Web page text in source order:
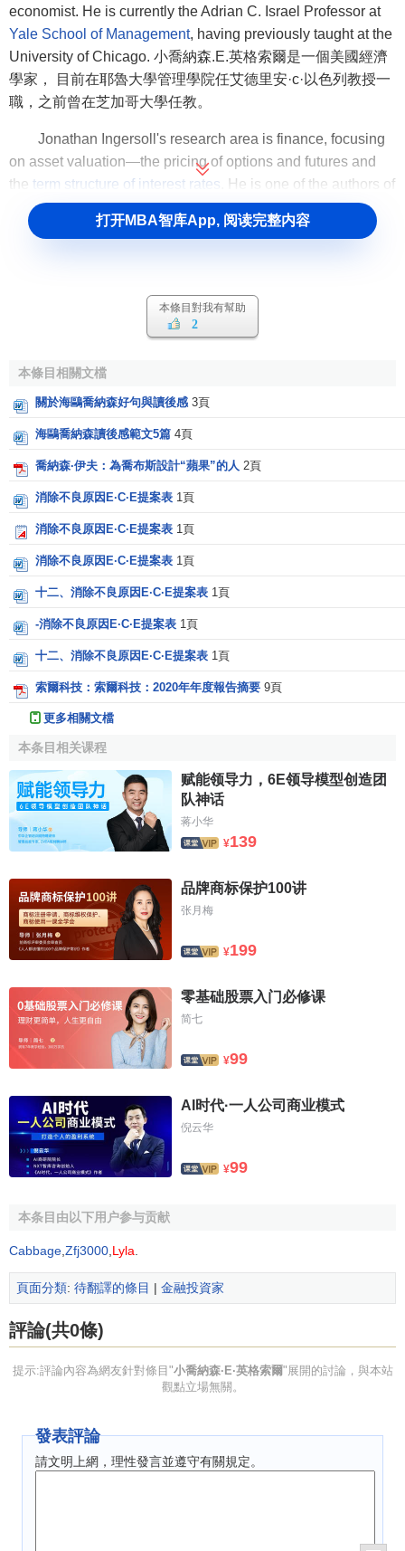
economist. He is currently the Adrian C. Israel Professor at
Yale School of Management, having previously taught at the
University of Chicago. 小喬納森.E.英格索爾是一個美國經濟
學家， 目前在耶魯大學管理學院任艾德里安·c·以色列教授一
職，之前曾在芝加哥大學任教。
Jonathan Ingersoll's research area is finance, focusing
on asset valuation—the pricing of options and futures and
the term structure of interest rates . He is one of the authors of
theCox-Ingersoll-Ross modelof theyield curve. 喬納森·英格
索爾研究金融領域， 專註於期權和期貨資產評估，利率期限
Ingersoll is a founding member of the Society for
Financial Studies and has held editorial positions at several
Journal of Finance. 英格索爾是金融研究協會的創始成員之
一，曾在多家雜誌擔任編輯職務， 包括金融研究和金融雜誌
的編審。
Vita
Member of founding committee for the Society for
Alfred P. SloanFoundation Research Fellowship in
Economics, 1981-1983
Investments and Finance, 1981-1982
Associate Editor:
Review of Derivatives Research
Books
Theory of Financial Decision Making, Rowman &
Recent Book Chapters
"Optimal Bond Trading with Personal Tax
Constantinides), in S.A. Ross, ed., The Debt Market,
Edward Elgar Publishing, 1998
"A Contingent-Claims Valuation of Convertible
Securities," in S.A. Ross, ed., The Debt Market,
Edward Elgar Publishing, 1998
Purpose Funds: An Application ofContingent Claims
Analysis," in C. Gardner, ed., Classic Options Models,
Risk Publications, 1998
J. Cox and S.A. Ross), in Vasicek and Beyond, Risk
"Digital Contracts: Simple Tools for Pricing Complex
Derivatives," Journal of Business, Vol. 73 No. 1,
January 2000
Published Papers
“Multidimensional Security Pricing,” Journal of
“A Theoretical and Empirical Investigation of the Dual
打开MBA智库App, 阅读完整内容
本條目對我有幫助
2
本條目相關文檔
關於海鷗喬納森好句與讀後感 3頁
海鷗喬納森讀後感範文5篇 4頁
喬納森·伊夫：為喬布斯設計“蘋果”的人 2頁
消除不良原因E·C·E提案表 1頁
消除不良原因E·C·E提案表 1頁
消除不良原因E·C·E提案表 1頁
十二、消除不良原因E·C·E提案表 1頁
-消除不良原因E·C·E提案表 1頁
十二、消除不良原因E·C·E提案表 1頁
索爾科技：索爾科技：2020年年度報告摘要 9頁
更多相關文檔
本条目相关课程
赋能领导力，6E领导模型创造团
队神话
蒋小华
¥139
品牌商标保护100讲
张月梅
¥199
零基础股票入门必修课
简七
¥99
AI时代·一人公司商业模式
倪云华
¥99
本条目由以下用户参与贡献
Cabbage Zfj3000 Lyla
頁面分類: 待翻譯的條目 | 金融投資家
評論(共0條)
提示:評論內容為網友針對條目"小喬納森·E·英格索爾"展開的討論，與本站
觀點立場無關。
發表評論
請文明上網，理性發言並遵守有關規定。